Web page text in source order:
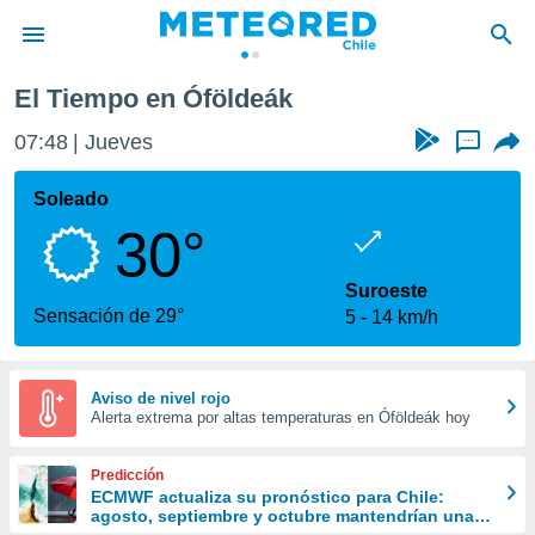
de
por
que se
calidad.
a este
las
y
forma
digital
basada
El Tiempo en Óföldeák
07:48 Jueves ...
Soleado
30°
Sensación de 29°
Suroeste
5
14 km/h
Aviso de nivel rojo
Alerta extrema por altas temperaturas en Óföldeák hoy
Predicción
ECMWF actualiza su pronóstico para Chile:
agosto, septiembre y octubre mantendrían una